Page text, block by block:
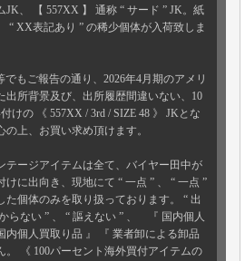
JK、 【 557XX 】 通称 “ サード ” JK。紙
“ XX表記あり ” の稀少個体が入荷致しま
でもご報告の通り、2026年4月期のアメリ
出所背景及び、出所履歴間違いない、10
けの 《 557XX / 3rd / SIZE 48 》 JKとな
の上、お買い求め頂けます。
テージアイテムは全て、バイヤー田中が
に出向き、現地にて “ 一点 ” 、 “ 一点 ”
た個体のみを取り扱っております。 “ 出
らない ” 、 “ 謳えない ” 、 『 国内個人
内個人買取り品 』 『 業者卸による卸品
。 《 100パーセント海外買付アイテムの